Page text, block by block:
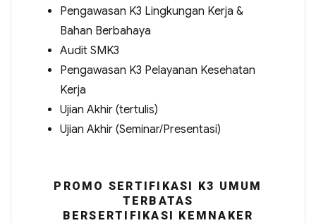
Pengawasan K3 Lingkungan Kerja &
Bahan Berbahaya
Audit SMK3
Pengawasan K3 Pelayanan Kesehatan
Kerja
Ujian Akhir (tertulis)
Ujian Akhir (Seminar/Presentasi)
PROMO SERTIFIKASI K3 UMUM
TERBATAS
BERSERTIFIKASI KEMNAKER